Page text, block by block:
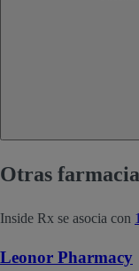
Otras
Inside Rx se asocia con
Leonor Pharmacy